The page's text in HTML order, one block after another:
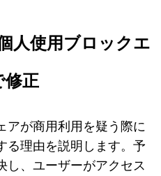
人使用ブロックエ
修正
アが商用利用を疑う際に
る理由を説明します。予
し、ユーザーがアクセス